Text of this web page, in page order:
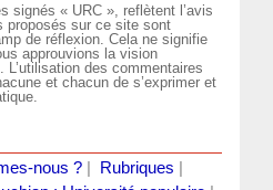
signés « URC », reflètent l’avis
proposés sur ce site sont
de réflexion. Cela ne signifie
approuvions la vision
des commentaires
et chacun de s’exprimer et
nous ?| Rubriques